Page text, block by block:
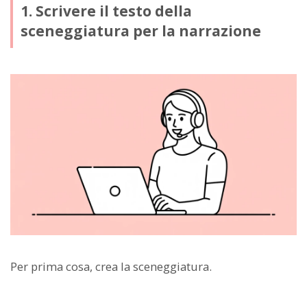
1. Scrivere il testo della
sceneggiatura per la narrazione
Per prima cosa, crea la sceneggiatura.